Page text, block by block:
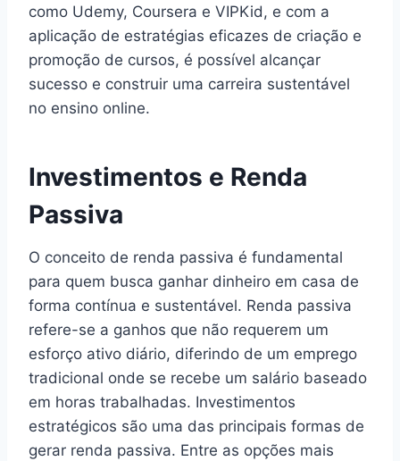
como Udemy, Coursera e VIPKid, e com a
aplicação de estratégias eficazes de criação e
promoção de cursos, é possível alcançar
sucesso e construir uma carreira sustentável
no ensino online.
Investimentos e Renda
Passiva
O conceito de renda passiva é fundamental
para quem busca ganhar dinheiro em casa de
forma contínua e sustentável. Renda passiva
refere-se a ganhos que não requerem um
esforço ativo diário, diferindo de um emprego
tradicional onde se recebe um salário baseado
em horas trabalhadas. Investimentos
estratégicos são uma das principais formas de
gerar renda passiva. Entre as opções mais